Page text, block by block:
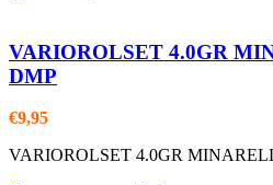
VARIOROLSET 4.0GR
DMP
€9,95
VARIOROLSET 4.0GR